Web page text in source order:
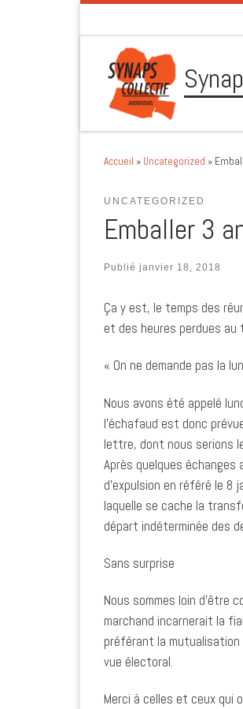
Accueil » Uncategorized »
UNCATEGORIZED
Emballer 3
Publié janvier 18, 2018
Ça y est, le temps des
et des heures perdues au
« On ne demande pas la
Nous avons été appelé
l’échafaud est donc
lettre, dont nous serions
Après quelques
d’expulsion en référé le 8
laquelle se cache la
départ indéterminée des
Sans surprise
Nous sommes loin d’être
marchand incarnerait la
préférant la mutualisation
vue électoral.
Merci à celles et ceux qui